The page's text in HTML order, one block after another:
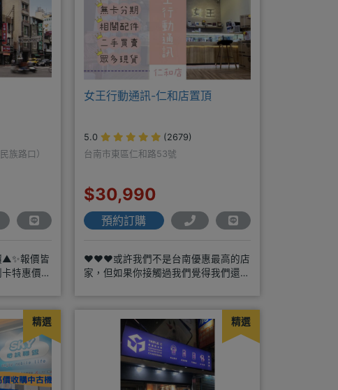
族路口）
報價皆
特惠價✨
女王行動通訊-仁和店置頂
5.0
(2679)
台南市東區仁和路53號
$30,990
預約訂購
❤️❤️❤️或許我們不是台南優惠最高的店
家，但如果你接觸過我們覺得我們還可
精選 精選